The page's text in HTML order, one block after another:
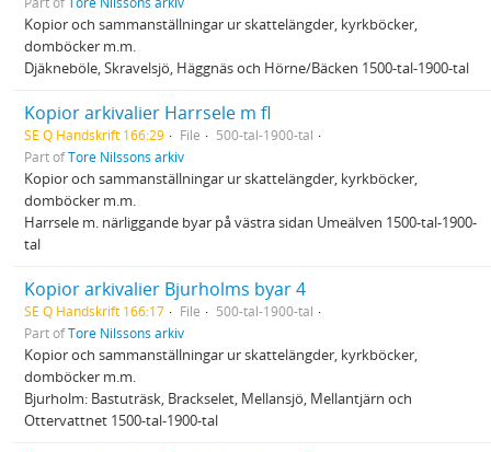
Kopior och sammanställningar ur skattelängder, kyrkböcker,
domböcker m.m.
Djäkneböle, Skravelsjö, Häggnäs och Hörne/Bäcken 1500-tal-1900-tal
Kopior arkivalier Harrsele m fl
SE Q Handskrift 166:29 File
500-tal-1900-tal
Part ofTore Nilssons arkiv
Kopior och sammanställningar ur skattelängder, kyrkböcker,
domböcker m.m.
Harrsele m. närliggande byar på västra sidan Umeälven 1500-tal-1900-
tal
Kopior arkivalier Bjurholms byar 4
SE Q Handskrift 166:17 File
500-tal-1900-tal
Part ofTore Nilssons arkiv
Kopior och sammanställningar ur skattelängder, kyrkböcker,
domböcker m.m.
Bjurholm: Bastuträsk, Brackselet, Mellansjö, Mellantjärn och
Ottervattnet 1500-tal-1900-tal